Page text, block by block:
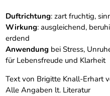
Duftrichtung: zart fruchtig,
Wirkung: ausgleichend,
erdend
Anwendung bei Stress,
für Lebensfreude und Klarheit
Text von Brigitte Knall-Erhart
Alle Angaben lt. Literatur